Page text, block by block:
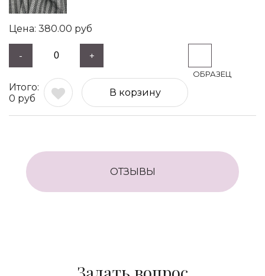
380.00 руб
- +
0 руб
В корзину
ОТЗЫВЫ